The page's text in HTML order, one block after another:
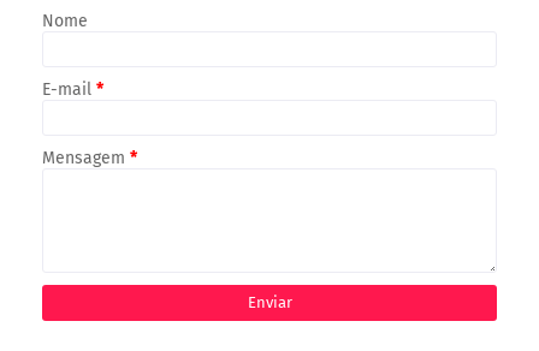
Nome
E-mail *
Mensagem *